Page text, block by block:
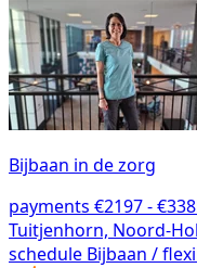
Bijbaan in de zorg
payments €2197 -
Tuitjenhorn, Noord-
schedule Bijbaan /